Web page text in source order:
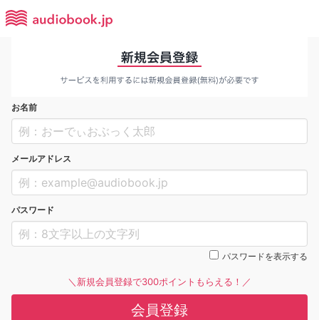
お名前
メールアドレス
パスワード
パスワードを表示する
＼新規会員登録で300ポイントもらえる！／
会員登録